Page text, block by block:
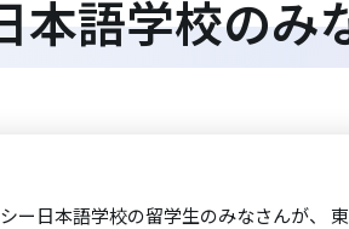
本語学校のみ
日本語学校の留学生のみなさんが、